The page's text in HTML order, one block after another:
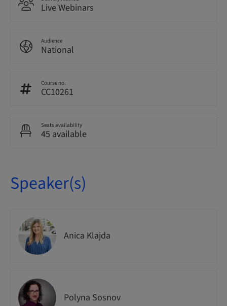
Live Webinars
Audience
National
Course no.
CC10261
Seats availability
45 available
Speaker(s)
Anica Klajda
Polyna Sosnov